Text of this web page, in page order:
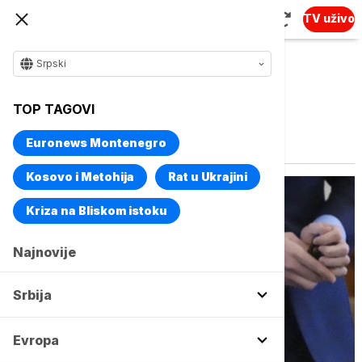
TV uživo
Srpski
TOP TAGOVI
Euronews Montenegro
Kosovo i Metohija Rat u Ukrajini
Kriza na Bliskom istoku
Najnovije
Srbija
Evropa
Vise o temi
Salman Ruždi